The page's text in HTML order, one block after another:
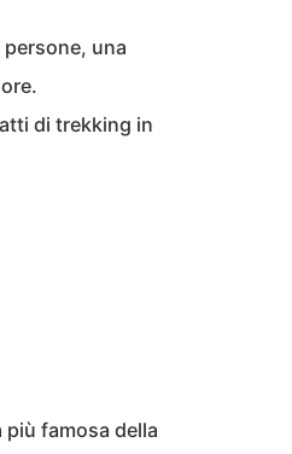
persone, una
di trekking in
più famosa della